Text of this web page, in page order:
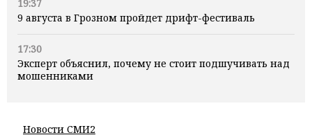
19:37
9 августа в Грозном пройдет дрифт-фестиваль
17:30
Эксперт объяснил, почему не стоит подшучивать над
мошенниками
Новости СМИ2